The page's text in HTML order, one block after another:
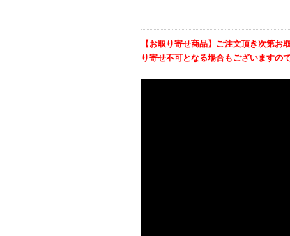
【お取り寄せ商品】ご注文頂き次第
り寄せ不可となる場合もございますの